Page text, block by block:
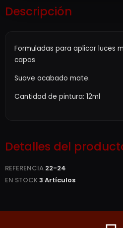
Descripción
Formuladas para aplicar luces
capas
Suave acabado mate.
Cantidad de pintura: 12ml
Detalles del
REFERENCIA 22-24
EN STOCK3 Artículos